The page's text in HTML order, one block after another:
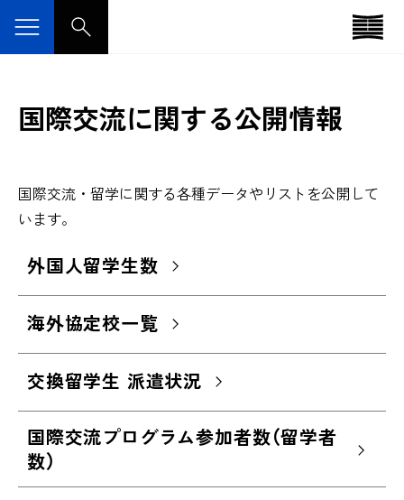
国際交流に関する公開情報
国際交流・留学に関する各種データやリストを公開して
います。
外国人留学生数
海外協定校一覧
交換留学生 派遣状況
国際交流プログラム参加者数（留学者
数）